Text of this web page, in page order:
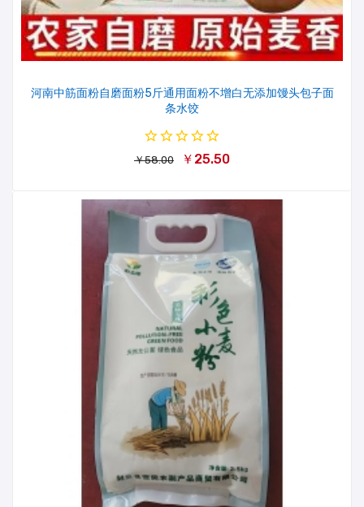
河南中筋面粉自磨面粉5斤通用面粉不增白无添加馒头包子面
条水饺
￥58.00 ￥25.50